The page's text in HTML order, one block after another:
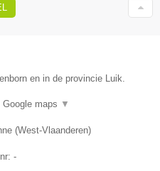
en in de provincie Luik.
Google maps ▼
(West-Vlaanderen)
-